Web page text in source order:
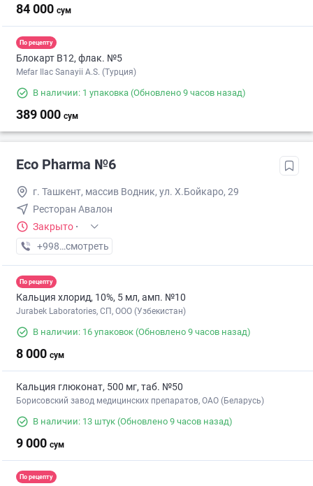
84 000 сум
По рецепту
Блокарт B12, флак. №5
Mefar Ilac Sanayii A.S. (Турция)
В наличии: 1 упаковка (Обновлено 9 часов назад)
389 000 сум
Eco Pharma №6
г. Ташкент, массив Водник, ул. Х.Бойкаро, 29
Ресторан Авалон
Закрыто ·
+998 (55) XXX-XX-XX
смотреть
По рецепту
Кальция хлорид, 10%, 5 мл, амп. №10
Jurabek Laboratories, СП, ООО (Узбекистан)
В наличии: 16 упаковок (Обновлено 9 часов назад)
8 000 сум
Кальция глюконат, 500 мг, таб. №50
Борисовский завод медицинских препаратов, ОАО (Беларусь)
В наличии: 13 штук (Обновлено 9 часов назад)
9 000 сум
По рецепту